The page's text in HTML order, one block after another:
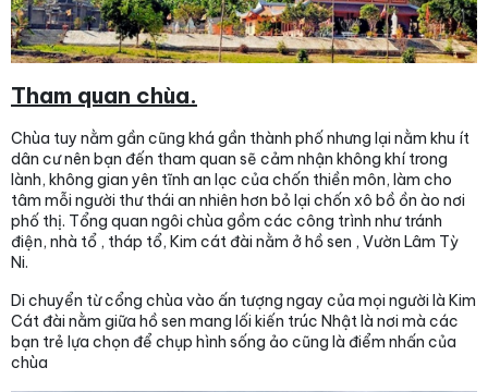
Tham quan chùa.
Chùa tuy nằm gần cũng khá gần thành phố nhưng lại nằm khu ít
dân cư nên bạn đến tham quan sẽ cảm nhận không khí trong
lành, không gian yên tĩnh an lạc của chốn thiền môn, làm cho
tâm mỗi người thư thái an nhiên hơn bỏ lại chốn xô bồ ồn ào nơi
phố thị. Tổng quan ngôi chùa gồm các công trình như tránh
điện, nhà tổ , tháp tổ, Kim cát đài nằm ở hồ sen , Vườn Lâm Tỳ
Ni.
Di chuyển từ cổng chùa vào ấn tượng ngay của mọi người là Kim
Cát đài nằm giữa hồ sen mang lối kiến trúc Nhật là nơi mà các
bạn trẻ lựa chọn để chụp hình sống ảo cũng là điểm nhấn của
chùa